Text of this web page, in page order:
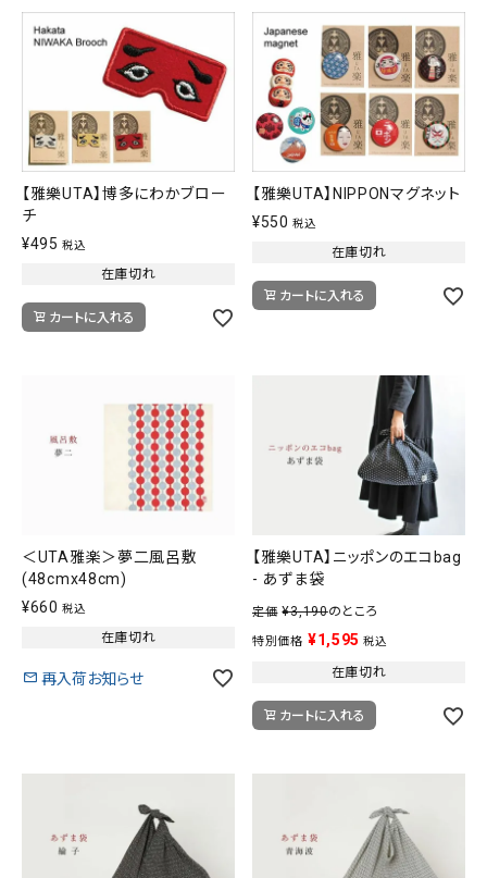
【雅樂UTA】博多にわかブロー
チ
¥495 税込
在庫切れ
カートに入れる
【雅樂UTA】NIPPONマグネット
¥550 税込
在庫切れ
カートに入れる
＜UTA雅楽＞夢二風呂敷
(48cmx48cm)
¥660 税込
在庫切れ
再入荷お知らせ
【雅樂UTA】ニッポンのエコbag
- あずま袋
定価 ¥3,190のところ
特別価格 ¥1,595 税込
在庫切れ
カートに入れる